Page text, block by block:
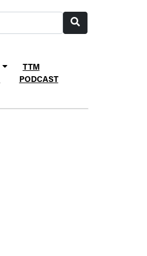
TTM
PODCAST